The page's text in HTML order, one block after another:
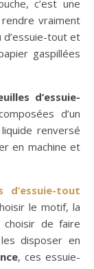
c’est une
rendre vraiment
tout et
gaspillées
d’essuie-
d’un
renversé
en machine et
d’essuie-tout
le motif, la
de faire
disposer en
, ces essuie-